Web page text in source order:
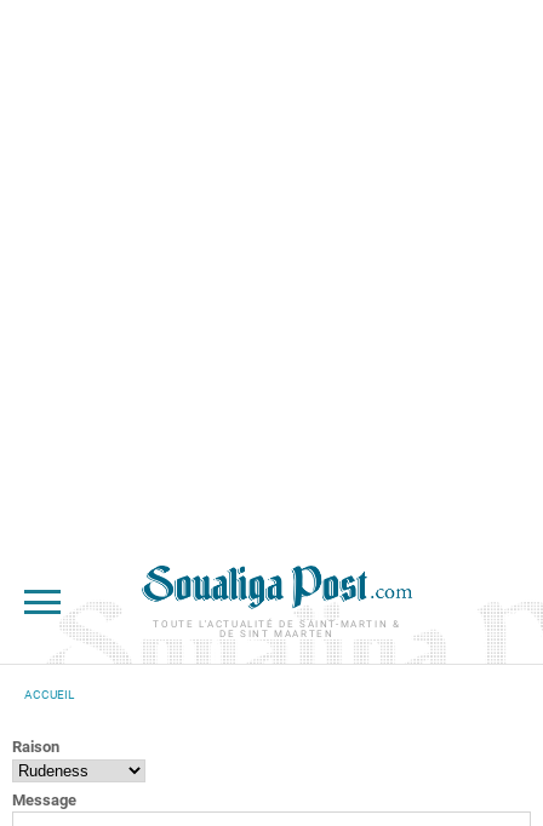
TOUTE L'ACTUALITÉ DE SAINT-MARTIN &
DE SINT MAARTEN
ACCUEIL
Raison
Message